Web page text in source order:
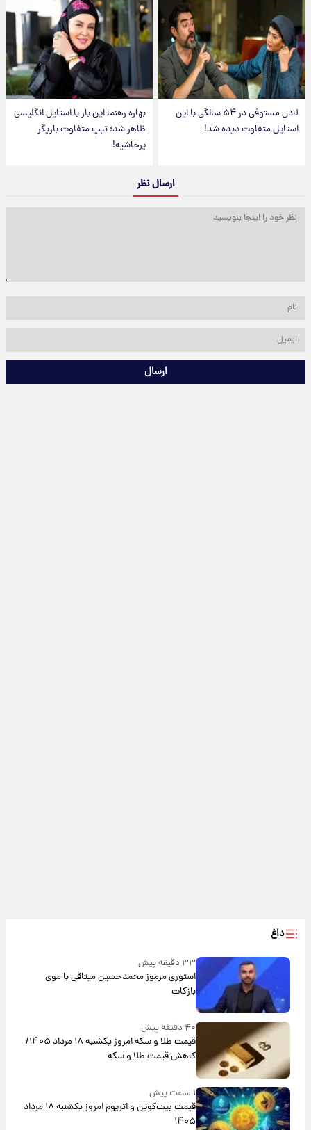
لادن مستوفی در ۵۴ سالگی با این
استایل متفاوت دیده شد!
بهاره رهنما این بار با استایل انگلیسی
ظاهر شد؛ تیپ متفاوت بازیگر
پرحاشیه!
ارسال نظر
ارسال
داغ
۳۳ دقیقه پیش
استوری مرموز محمدحسین میثاقی با موی
بازکات
۴۰ دقیقه پیش
قیمت طلا و سکه امروز یکشنبه ۱۸ مرداد ۱۴۰۵/
کاهش قیمت طلا و سکه
۱ ساعت پیش
قیمت بیت‌کوین و اتریوم امروز یکشنبه ۱۸ مرداد
۱۴۰۵